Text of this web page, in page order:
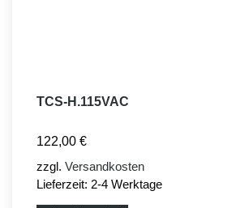
TCS-H.115VAC
122,00 €
zzgl. Versandkosten
Lieferzeit: 2-4 Werktage